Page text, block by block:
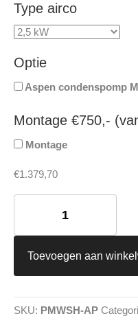
Type airco
Optie
Aspen condenspomp
Montage €750,-
Montage
€1.379,70
Mitsubishi
I
aantal
Toevoegen aan
SKU: PMWSH-AP